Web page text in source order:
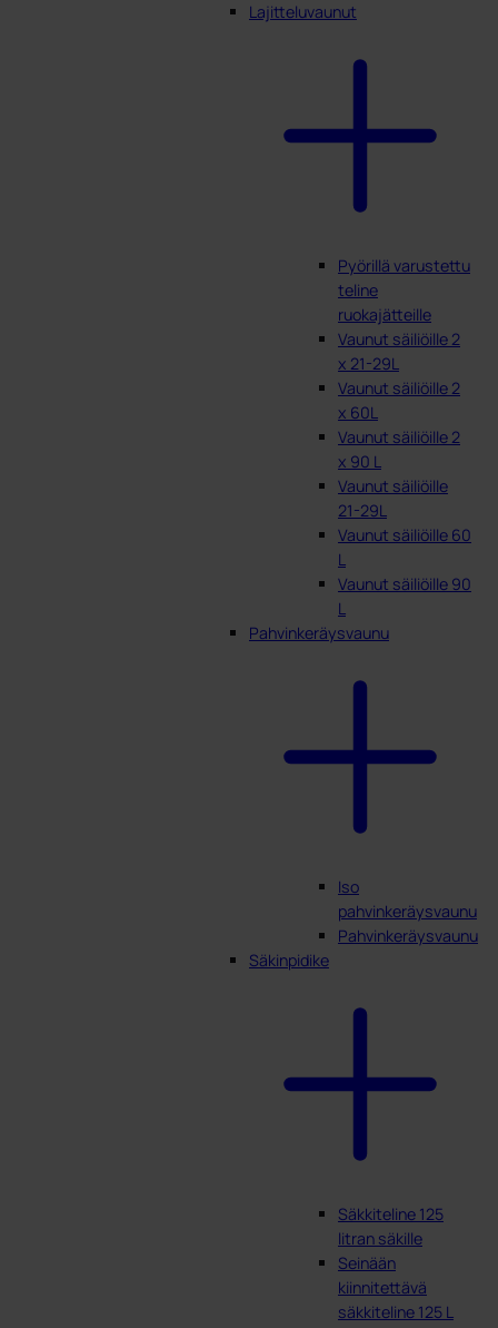
Lajitteluvaunut
Pyörillä varustettu
teline
ruokajätteille
Vaunut säiliöille 2
x 21-29L
Vaunut säiliöille 2
x 60L
Vaunut säiliöille 2
x 90 L
Vaunut säiliöille
21-29L
Vaunut säiliöille 60
L
Vaunut säiliöille 90
L
Pahvinkeräysvaunu
Iso
pahvinkeräysvaunu
Pahvinkeräysvaunu
Säkinpidike
Säkkiteline 125
litran säkille
Seinään
kiinnitettävä
säkkiteline 125 L